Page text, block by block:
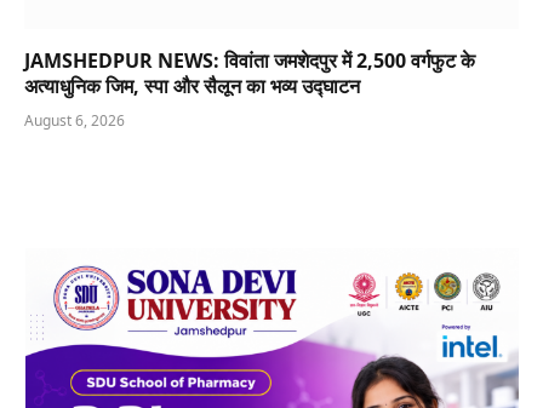
JAMSHEDPUR NEWS: विवांता जमशेदपुर में 2,500 वर्गफुट के
अत्याधुनिक जिम, स्पा और सैलून का भव्य उद्घाटन
August 6, 2026